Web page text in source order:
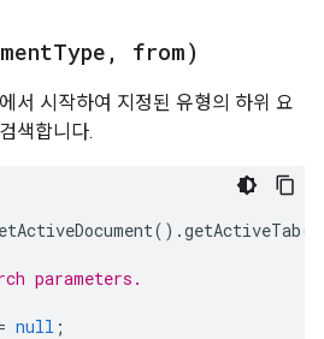
Type , from)
에서 시작하여 지정된 유형의 하위 요
색합니다.
().getActiveTab
parameters.
null ;